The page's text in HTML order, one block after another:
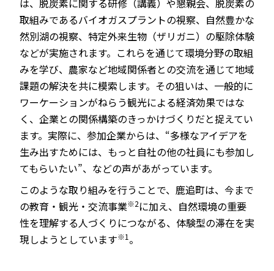
は、脱炭素に関する研修（講義）や懇親会、脱炭素の
取組みであるバイオガスプラントの視察、自然豊かな
然別湖の視察、特定外来生物（ザリガニ）の駆除体験
などが実施されます。これらを通じて環境分野の取組
みを学び、農家など地域関係者との交流を通じて地域
課題の解決を共に模索します。その狙いは、一般的に
ワーケーションがねらう観光による経済効果ではな
く、企業との関係構築のきっかけづくりだと捉えてい
ます。実際に、参加企業からは、“多様なアイデアを
生み出すためには、もっと自社の他の社員にも参加し
てもらいたい”、などの声があがっています。
このような取り組みを行うことで、鹿追町は、今まで
の教育・観光・交流事業※2に加え、自然環境の重要
性を理解する人づくりにつながる、体験型の滞在を実
現しようとしています※1 。